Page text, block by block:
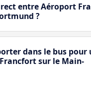
entre Aéroport
?
dans le bus pour
sur le Main-